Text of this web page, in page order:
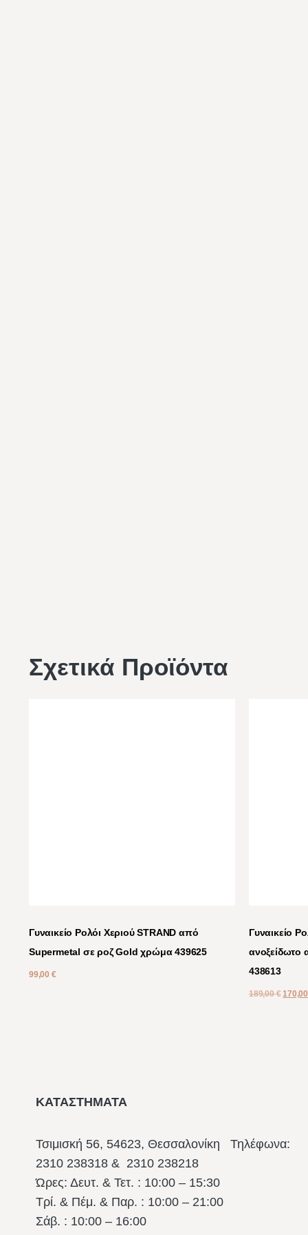
Σχετικά Προϊόντα
Γυναικείο Ρολόι Χεριού STRAND από
Supermetal σε ροζ Gold χρώμα 439625
99,00 €
Γυναικείο
ανοξείδωτο
438613
189,00€
ΚΑΤΑΣΤΗΜΑΤΑ
Τσιμισκή 56, 54623, Θεσσαλονίκη Τηλέφωνα:
2310 238318 & 2310 238218
Ώρες: Δευτ. & Τετ. : 10:00 – 15:30
Τρί. & Πέμ. & Παρ. : 10:00 – 21:00
Σάβ. : 10:00 – 16:00